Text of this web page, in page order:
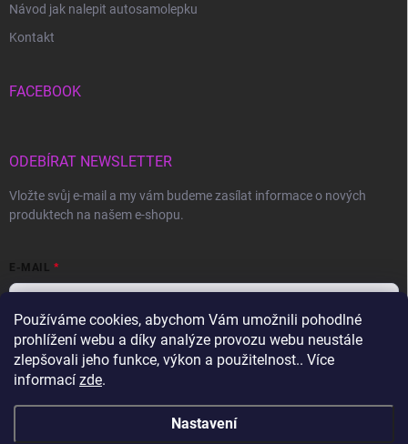
Používáme cookies, abychom Vám umožnili pohodlné
prohlížení webu a díky analýze provozu webu neustále
zlepšovali jeho funkce, výkon a použitelnost.. Více
informací zde.
Nastavení
Návod jak nalepit autosamolepku
Kontakt
FACEBOOK
ODEBÍRAT NEWSLETTER
Vložte svůj e-mail a my vám budeme zasílat informace o nových
produktech na našem e-shopu.
E-MAIL
Vložením e-mailu souhlasíte spodmínkami ochrany osobních údajů
Přihlásit se